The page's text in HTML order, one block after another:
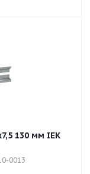
130 мм IEK
0013